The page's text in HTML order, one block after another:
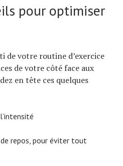
pour optimiser
votre routine d’exercice
de votre côté face aux
en tête ces quelques
repos, pour éviter tout